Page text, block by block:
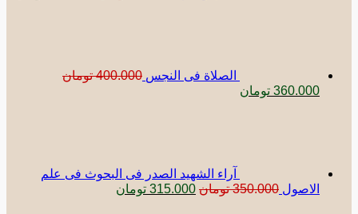
الصلاة فی النجس 400.000 تومان
قیمت
360.000 تومانقیمت
آراء الشهید الصدر فی البحوث فی علم
الاصول 350.000 تومانقیمت
315.000 تومانقیمت